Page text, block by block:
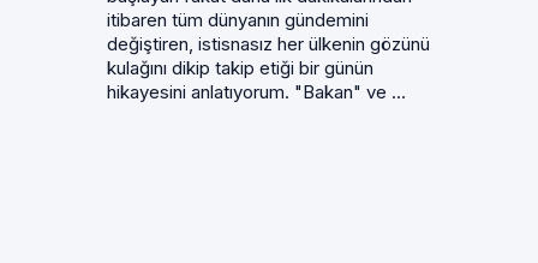
itibaren tüm dünyanın gündemini
değiştiren, istisnasız her ülkenin gözünü
kulağını dikip takip etiği bir günün
hikayesini anlatıyorum. "Bakan" ve ...